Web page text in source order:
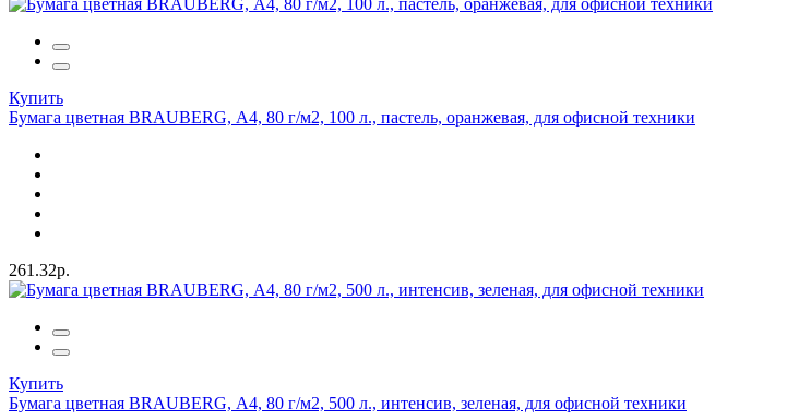
Купить
Бумага цветная BRAUBERG, А4, 80 г/м2, 100 л., пастель, оранжевая, для офисной техники
261.32р.
Купить
Бумага цветная BRAUBERG, А4, 80 г/м2, 500 л., интенсив, зеленая, для офисной техники